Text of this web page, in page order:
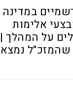
במדינה
אלימות
על המהלך |
נמצא